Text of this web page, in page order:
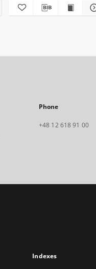
Phone
+48 12 618 91 00
Indexes